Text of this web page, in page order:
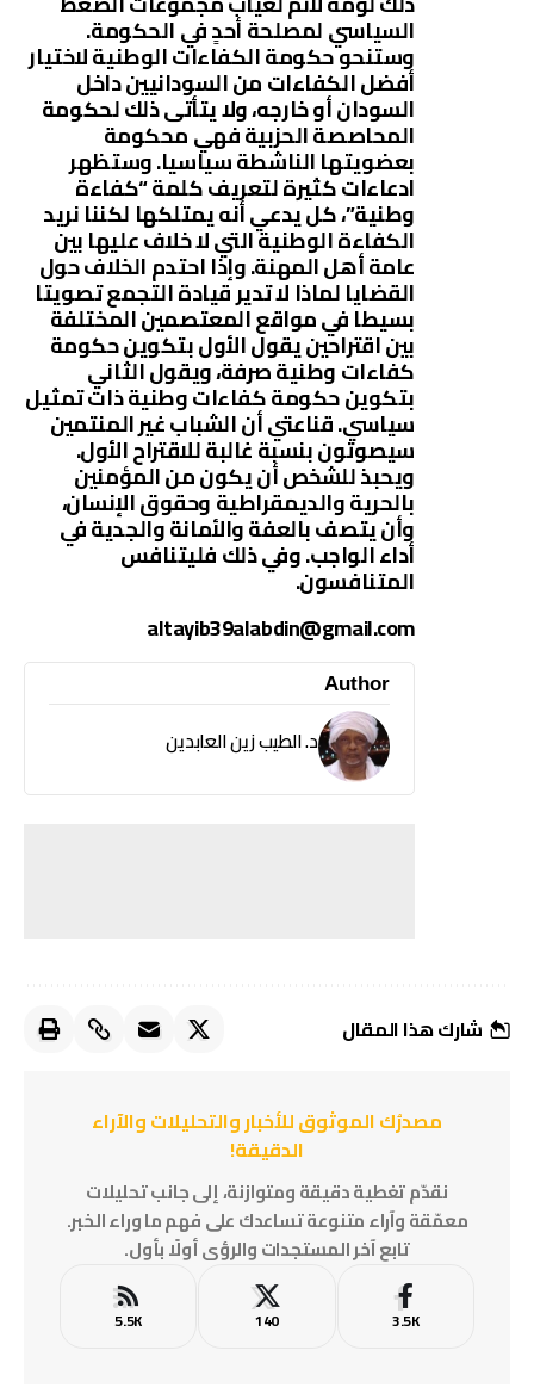
السياسي لمصلحة أحدٍ في الحكومة.
وستنحو حكومة الكفاءات الوطنية لاختيار
أفضل الكفاءات من السودانيين داخل
السودان أو خارجه، ولا يتأتى ذلك لحكومة
المحاصصة الحزبية فهي محكومة
بعضويتها الناشطة سياسيا. وستظهر
ادعاءات كثيرة لتعريف كلمة “كفاءة
وطنية”، كل يدعي أنه يمتلكها لكننا نريد
الكفاءة الوطنية التي لا خلاف عليها بين
عامة أهل المهنة. وإذا احتدم الخلاف حول
القضايا لماذا لا تدير قيادة التجمع تصويتا
بسيطا في مواقع المعتصمين المختلفة
بين اقتراحين يقول الأول بتكوين حكومة
كفاءات وطنية صرفة، ويقول الثاني
بتكوين حكومة كفاءات وطنية ذات تمثيل
سياسي. قناعتي أن الشباب غير المنتمين
سيصوتون بنسبة غالبة للاقتراح الأول.
ويحبذ للشخص أن يكون من المؤمنين
بالحرية والديمقراطية وحقوق الإنسان،
وأن يتصف بالعفة والأمانة والجدية في
أداء الواجب. وفي ذلك فليتنافس
المتنافسون.
altayib39alabdin@gmail.com
Author
د. الطيب زين العابدين
شارك هذا المقال
مصدرُك الموثوق للأخبار والتحليلات والآراء
الدقيقة!
نقدّم تغطية دقيقة ومتوازنة، إلى جانب تحليلات
معمّقة وآراء متنوعة تساعدك على فهم ما وراء الخبر.
تابع آخر المستجدات والرؤى أولًا بأول.
3.5K
140
5.5K